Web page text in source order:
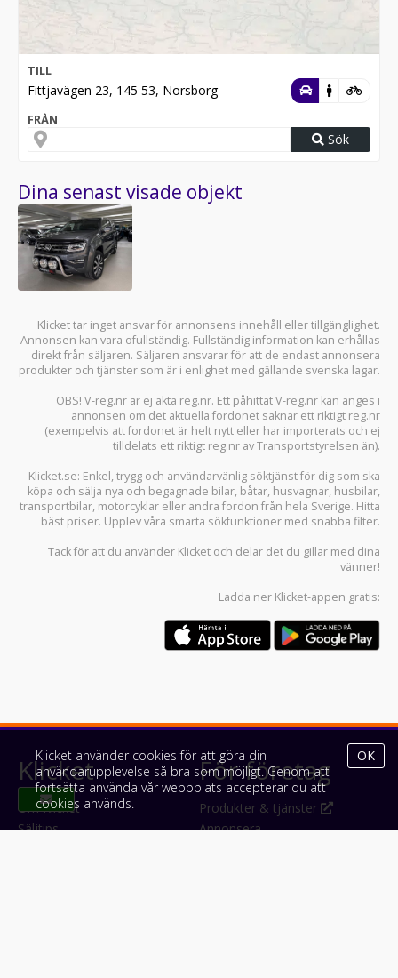
TILL
Fittjavägen 23, 145 53, Norsborg
FRÅN
Sök
Dina senast visade objekt
Klicket tar inget ansvar för annonsens innehåll eller tillgänglighet.
Annonsen kan vara ofullständig. Fullständig information kan erhållas
direkt från säljaren. Säljaren ansvarar för att de endast annonsera
produkter och tjänster som är i enlighet med gällande svenska lagar.
OBS! V-reg.nr är ej äkta reg.nr. Ett påhittat V-reg.nr kan anges i
annonsen om det aktuella fordonet saknar ett riktigt reg.nr
(exempelvis att fordonet är helt nytt eller har importerats och ej
tilldelats ett riktigt reg.nr av Transportstyrelsen än).
Klicket.se: Enkel, trygg och användarvänlig söktjänst för dig som ska
köpa och sälja nya och begagnade bilar, båtar, husvagnar, husbilar,
transportbilar, motorcyklar eller andra fordon från hela Sverige. Hitta
bäst priser. Upplev våra smarta sökfunktioner med snabba filter.
Tack för att du använder Klicket och delar det du gillar med dina
vänner!
Ladda ner Klicket-appen gratis:
Klicket
Om Klicket
Säljtips
För företag
Produkter & tjänster
Annonsera
Klicket använder cookies för att göra din
användarupplevelse så bra som möjligt. Genom att
fortsätta använda vår webbplats accepterar du att
cookies används.
OK